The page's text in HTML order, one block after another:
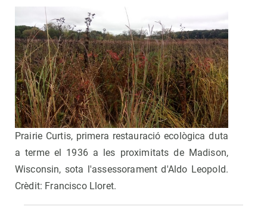
Prairie Curtis, primera restauració ecològica duta
a terme el 1936 a les proximitats de Madison,
Wisconsin, sota l'assessorament d'Aldo Leopold.
Crèdit: Francisco Lloret.